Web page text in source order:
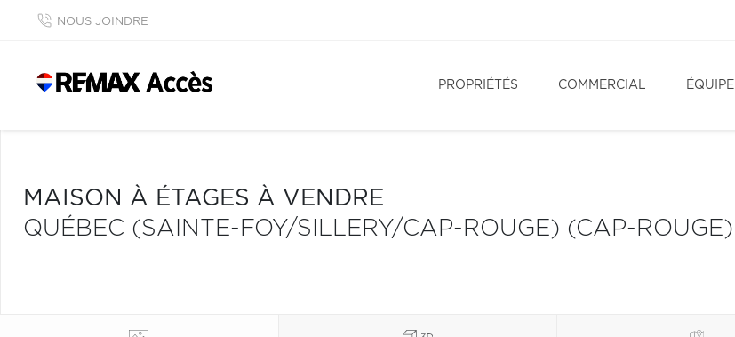
NOUS JOINDRE
PROPRIÉTÉS COMMERCIAL ÉQUIPE
MAISON À ÉTAGES À VENDRE
QUÉBEC (SAINTE-FOY/SILLERY/CAP-ROUGE) (CAP-ROUGE)